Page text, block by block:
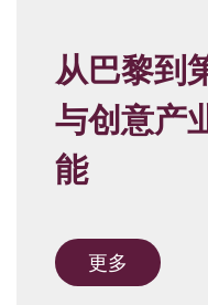
从巴黎到
与创意产
能
更多